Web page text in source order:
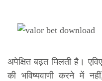
अपेक्षित बढ़त मिलती है।
की भविष्यवाणी करने में